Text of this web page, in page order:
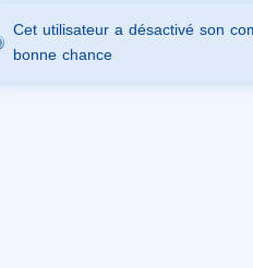
Cet utilisateur a désactivé son
bonne chance